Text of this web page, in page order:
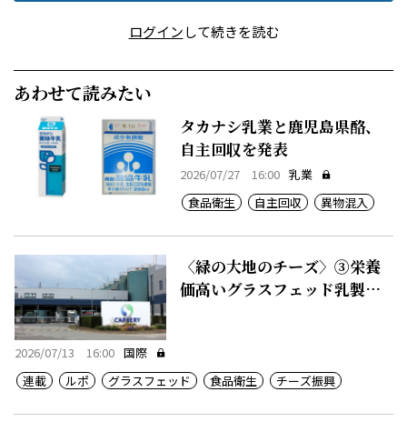
ログインして続きを読む
あわせて読みたい
タカナシ乳業と鹿児島県酪、
自主回収を発表
2026/07/27 16:00 乳業
食品衛生
自主回収 異物混入
〈緑の大地のチーズ〉③栄養
価高いグラスフェッド乳製
2026/07/13 16:00 国際
連載
ルポ グラスフェッド 食品衛生 チーズ振興